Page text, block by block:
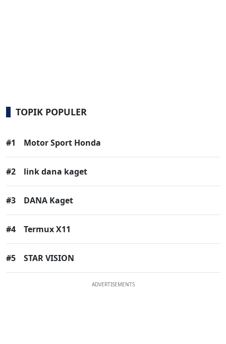
TOPIK POPULER
#1 Motor Sport Honda
#2 link dana kaget
#3 DANA Kaget
#4 Termux X11
#5 STAR VISION
ADVERTISEMENTS